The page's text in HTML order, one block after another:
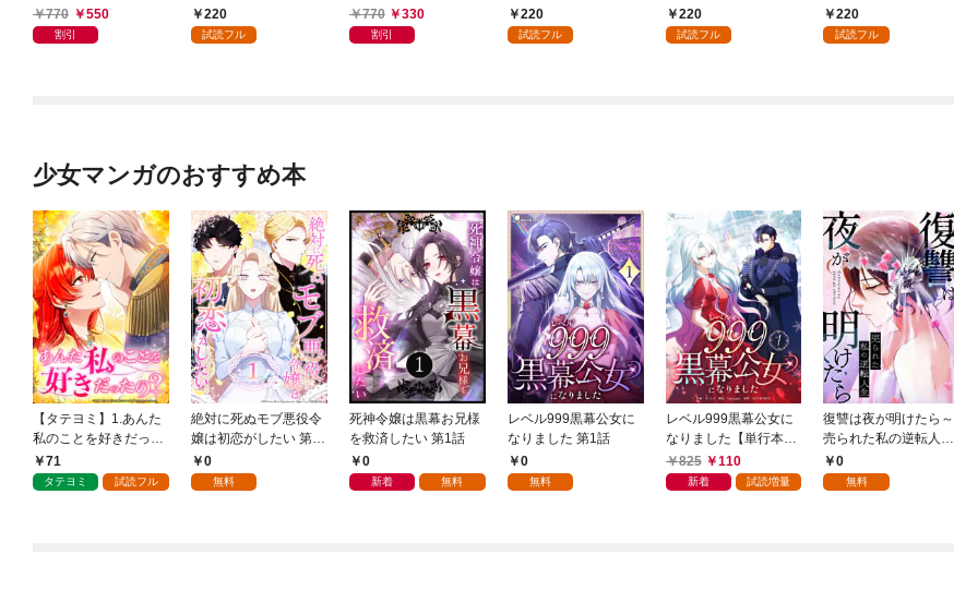
770
550
割引
無料サービス付き 1巻
220
試読フル
1巻770 330
割引
～ 1巻
220
試読フル
220
試読フル
220
試読フル
少女マンガのおすすめ本
【タテヨミ】1.あんた
私のことを好きだった
の？
71
タテヨミ 試読フル
絶対に死ぬモブ悪役令
嬢は初恋がしたい 第1
話0
無料
死神令嬢は黒幕お兄様
を救済したい 第1話
0
新着 無料
レベル999黒幕公女に
なりました 第1話
0
無料
レベル999黒幕公女に
なりました【単行本
版】 1巻
825 110
新着 試読増量
復讐は夜が明けたら～
売られた私の逆転人生
(1)0
無料